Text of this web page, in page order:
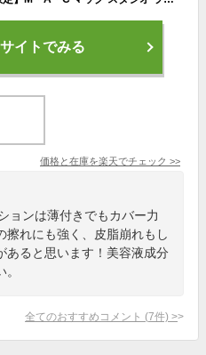
イトでみる
価格と在庫を楽天でチェック >>
ョンは薄付きでもカバー力
擦れにも強く、皮脂崩れもし
あると思います！美容液成分
全てのおすすめコメント (7件) >